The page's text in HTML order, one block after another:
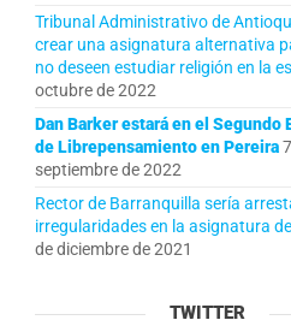
Tribunal Administrativo de
crear una asignatura alternativa
no deseen estudiar religión en la
octubre de 2022
Dan Barker estará en el Segundo
de Librepensamiento en Pereira
septiembre de 2022
Rector de Barranquilla sería
irregularidades en la asignatura
de diciembre de 2021
TWITTER